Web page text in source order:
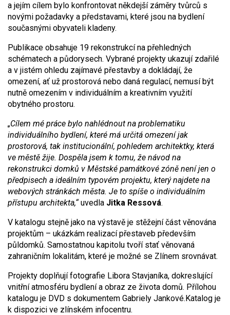
a jejím cílem bylo konfrontovat někdejší záměry tvůrců s
novými požadavky a představami, které jsou na bydlení
současnými obyvateli kladeny.
Publikace obsahuje 19 rekonstrukcí na přehledných
schématech a půdorysech. Vybrané projekty ukazují zdařilé
a v jistém ohledu zajímavé přestavby a dokládají, že
omezení, ať už prostorová nebo daná regulací, nemusí být
nutně omezením v individuálním a kreativním využití
obytného prostoru.
„Cílem mé práce bylo nahlédnout na problematiku
individuálního bydlení, které má určitá omezení jak
prostorová, tak institucionální, pohledem architektky, která
ve městě žije. Dospěla jsem k tomu, že návod na
rekonstrukci domků v Městské památkové zóně není jen o
předpisech a ideálním typovém projektu, který najdete na
webových stránkách města. Je to spíše o individuálním
přístupu architekta,“uvedla Jitka Ressová.
V katalogu stejně jako na výstavě je stěžejní část věnována
projektům – ukázkám realizací přestaveb především
půldomků. Samostatnou kapitolu tvoří stať věnovaná
zahraničním lokalitám, které je možné se Zlínem srovnávat.
Projekty doplňují fotografie Libora Stavjaníka, dokreslující
vnitřní atmosféru bydlení a obraz ze života domů. Přílohou
katalogu je DVD s dokumentem Gabriely Jankové.Katalog je
k dispozici ve zlínském infocentru.